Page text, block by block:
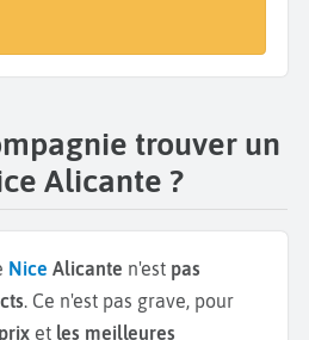
trouver un
Alicante ?
Nice Alicante n'est pas
. Ce n'est pas grave, pour
et les meilleures